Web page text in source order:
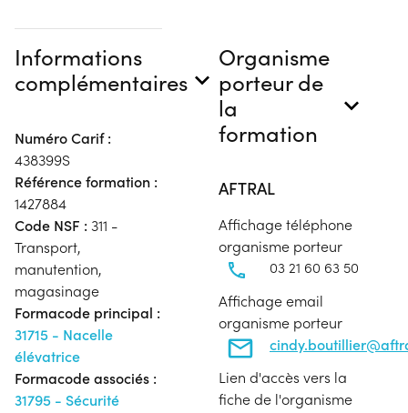
Informations
complémentaires
Numéro Carif :
438399S
Référence formation :
1427884
Code NSF : 311 -
Transport,
manutention,
magasinage
Formacode principal :
31715 - Nacelle
élévatrice
Formacode associés :
31795 - Sécurité
Organisme
porteur de
la
formation
AFTRAL
Affichage téléphone
organisme porteur
03 21 60 63 50
Affichage email
organisme porteur
Lien d'accès vers la
fiche de l'organisme